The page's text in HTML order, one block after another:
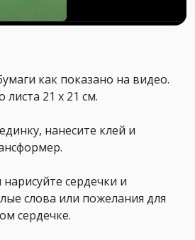
как показано на видео.
21 х 21 см.⁣⁣
нанесите клей и
сердечки и
слова или пожелания для
сердечке.⁣⁣